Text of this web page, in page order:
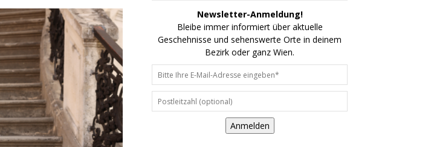
Newsletter-Anmeldung!
Bleibe immer informiert über aktuelle
Geschehnisse und sehenswerte Orte in deinem
Bezirk oder ganz Wien.
Anmelden